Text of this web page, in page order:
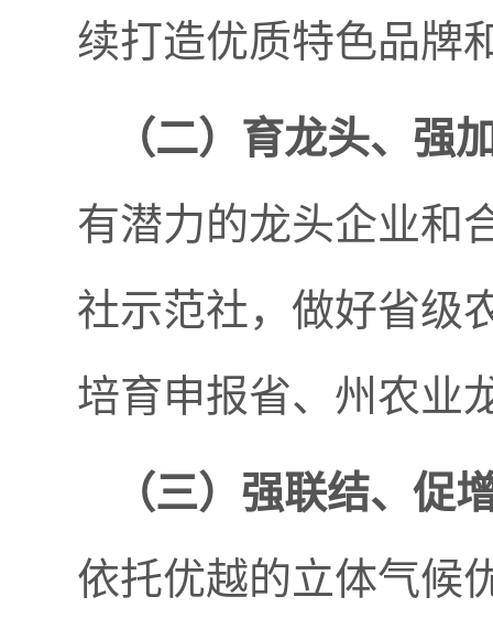
续打造优质特色品牌
（二） 育龙头、 强
有潜力的龙头企业和
社示范社，做好省级
培育申报省、州农业
（三） 强联结、促
依托优越的立体气候